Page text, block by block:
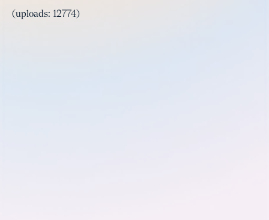
(uploads: 12774)